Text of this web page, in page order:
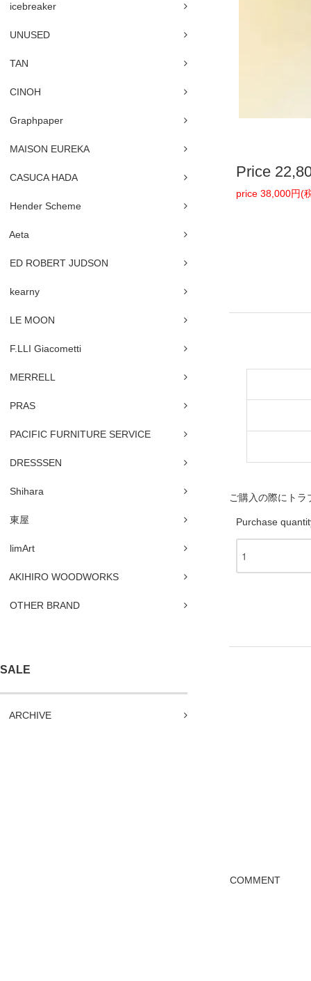
icebreaker
UNUSED
TAN
CINOH
Graphpaper
MAISON EUREKA
CASUCA HADA
Hender Scheme
Aeta
ED ROBERT JUDSON
kearny
LE MOON
F.LLI Giacometti
MERRELL
PRAS
PACIFIC FURNITURE SERVICE
DRESSSEN
Shihara
東屋
limArt
AKIHIRO WOODWORKS
OTHER BRAND
SALE
ARCHIVE
Price
price 38,000円(
ご購入の際にト
Purchase
COMMENT